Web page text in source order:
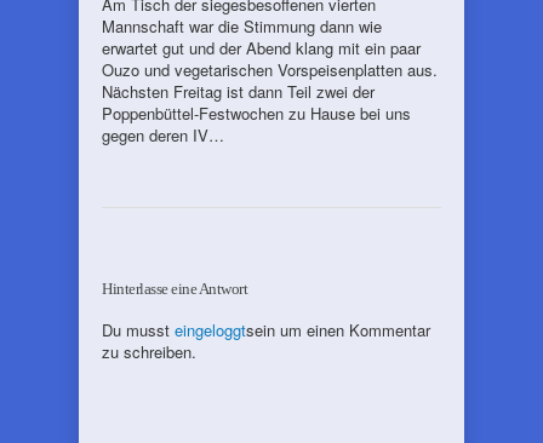
Mannschaft war die Stimmung dann wie
erwartet gut und der Abend klang mit ein paar
Ouzo und vegetarischen Vorspeisenplatten aus.
Nächsten Freitag ist dann Teil zwei der
Poppenbüttel-Festwochen zu Hause bei uns
gegen deren IV…
Hinterlasse eine Antwort
Du musst eingeloggtsein um einen Kommentar
zu schreiben.